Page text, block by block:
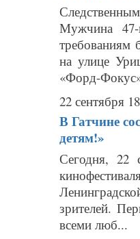
Мужчина 47-
требованиям
на улице
«Форд-
22 сентября
В Гатчине
детям!»
Сегодня, 22
зрителей.
всеми люб...